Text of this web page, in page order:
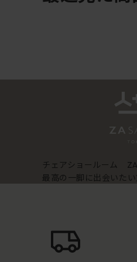
チェアショールーム
最高の一脚に出会いた